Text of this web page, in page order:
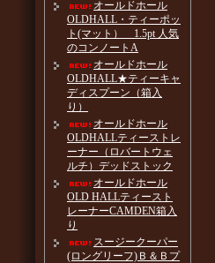
オールドホール
OLDHALL・ティーポッ
ト(マット） 1.5pt 人気
のコンノートA
オールドホール
OLDHALL★ティーキャ
ディスプーン（箱入
り）
オールドホール
OLDHALLティーストレ
ーナー（ロバートウェ
ルチ）デッドストック
オールドホール
OLD HALLティースト
レーナーCAMDEN箱入
り
スージークーパー
(ロングリーフ)Ｂ＆Ｂプ